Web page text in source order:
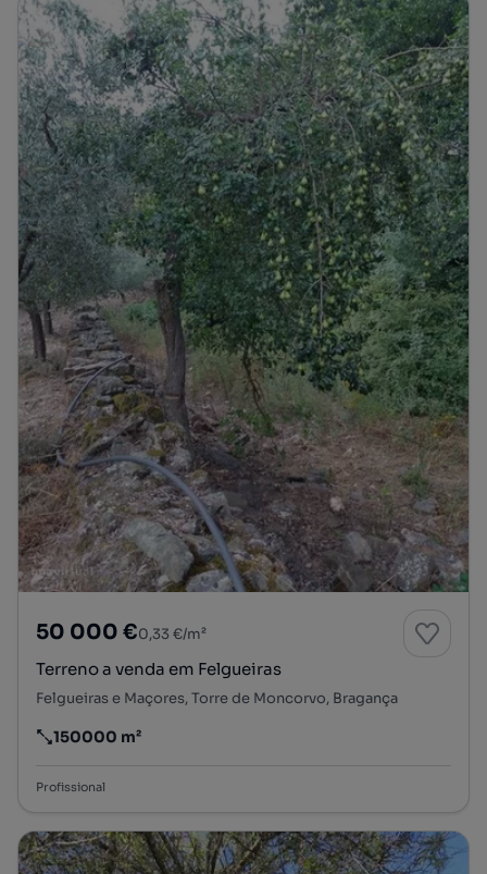
50 000 €0,33 €/m²
Terreno a venda em Felgueiras
Felgueiras e Maçores, Torre de Moncorvo, Bragança
Preço por metro quadrado
150000 m²
Profissional